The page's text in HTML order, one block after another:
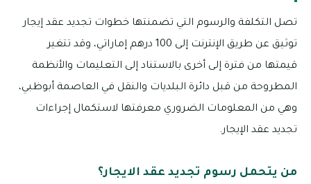
تصل التكلفة والرسوم التي تضمنتها خطوات تجديد عقد إيجار
توثيق عن طريق الإنترنت إلى 100 درهم إماراتي، وقد تتغير
قيمتها من فترة إلى أخرى بالاستناد إلى التعليمات والأنظمة
المطروحة من قبل دائرة البلديات والنقل في العاصمة أبوظبي،
وهي من المعلومات الضروري معرفتها لاستكمال إجراءات
تجديد عقد الإيجار.
من يتحمل رسوم تجديد عقد الايجار؟